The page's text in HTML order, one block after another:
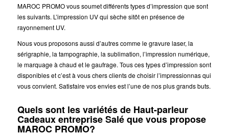
MAROC PROMO vous soumet différents types d’impression que sont
les suivants. L’impression UV qui sèche sitôt en présence de
rayonnement UV.
Nous vous proposons aussi d’autres comme le gravure laser, la
sérigraphie, la tampographie, la sublimation, l’impression numérique,
le marquage à chaud et le gaufrage. Tous ces types d’impression sont
disponibles et c’est à vous chers clients de choisir l’impressionnas qui
vous convient. Satisfaire vos envies est l’une de nos plus grands buts.
Quels sont les variétés de Haut-parleur
Cadeaux entreprise Salé que vous propose
MAROC PROMO?